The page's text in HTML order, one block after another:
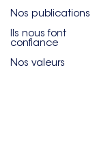
Nos publications
Ils nous font
confiance
Nos valeurs